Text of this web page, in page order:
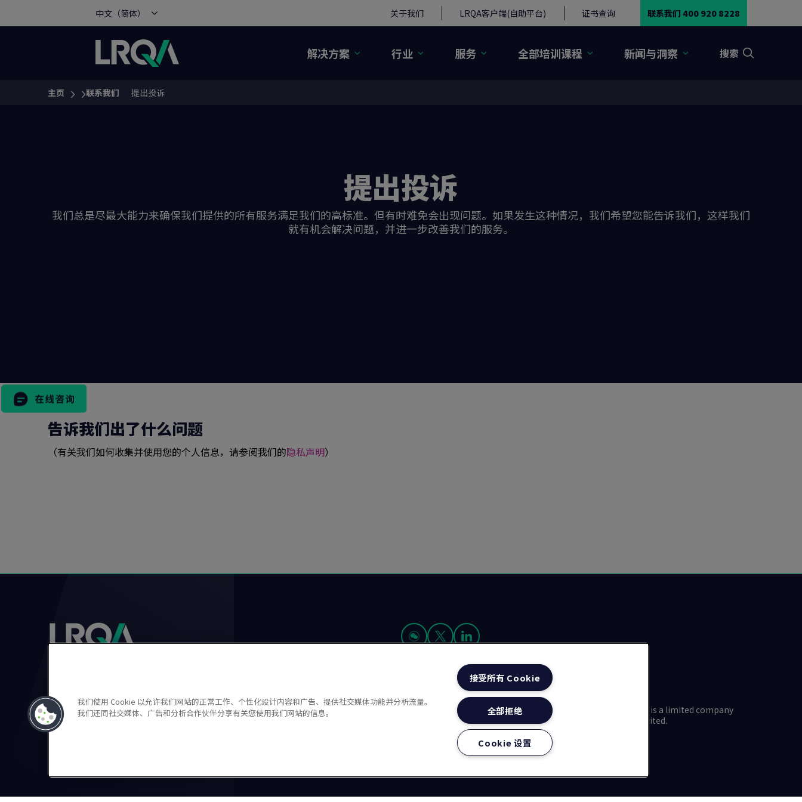
中文（简体） 关于我们 LRQA客户端(自助平台) 证书查询 联系我们 400 920 8228
解决方案 行业 服务 全部培训课程 新闻与洞察 搜索
格
You are here:主页 联系我们 提出投诉
提出投诉
我们总是尽最大能力来确保我们提供的所有服务满足我们的高标准。但有时难免会出现问题。如果发生这种情况，我们希望您能告诉我们，这样我们
就有机会解决问题，并进一步改善我们的服务。
告诉我们出了什么问题
（有关我们如何收集并使用您的个人信息，请参阅我们的隐私声明）
招贤纳士 (英文)
LRQA and any variants are trading names of LRQA Group Limited, its subsidiaries and affiliates. LRQA Group Limited, registered number 1217474, is a limited company
registered in England and Wales. Registered office: 1, Trinity Park, Bickenhill Lane, Birmingham B37 7ES. © 2025 LRQA Group Limited.
沪ICP备2023029947号-1沪公网安备31010102008508号
我们使用 Cookie 以允许我们网站的正常工作、个性化设计内容和广告、提供社交媒体功能并分析流量。
我们还同社交媒体、广告和分析合作伙伴分享有关您使用我们网站的信息。
接受所有 Cookie
全部拒绝
Cookie 设置